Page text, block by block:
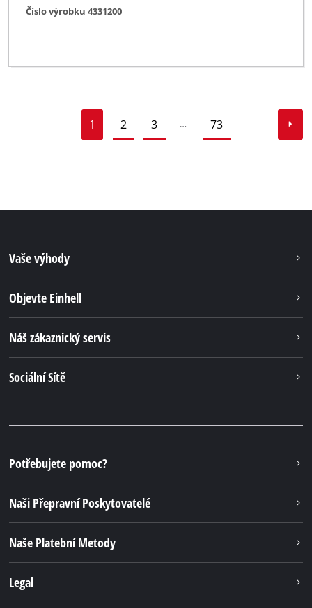
Číslo výrobku 4331200
1 2 3 … 73
Vaše výhody
Objevte Einhell
Náš zákaznický servis
Sociální Sítě
Potřebujete pomoc?
Naši Přepravní Poskytovatelé
Naše Platební Metody
Legal